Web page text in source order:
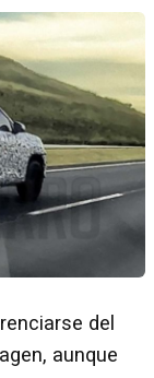
del
aunque